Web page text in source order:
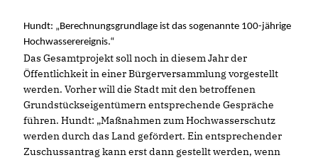
Hundt: „Berechnungsgrundlage ist das sogenannte 100-jährige
Hochwasserereignis.“
Das Gesamtprojekt soll noch in diesem Jahr der
Öffentlichkeit in einer Bürgerversammlung vorgestellt
werden. Vorher will die Stadt mit den betroffenen
Grundstückseigentümern entsprechende Gespräche
führen. Hundt: „Maßnahmen zum Hochwasserschutz
werden durch das Land gefördert. Ein entsprechender
Zuschussantrag kann erst dann gestellt werden, wenn